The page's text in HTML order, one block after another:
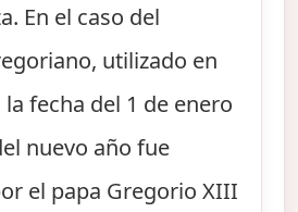
En el caso del
utilizado en
fecha del 1 de enero
nuevo año fue
el papa Gregorio XIII